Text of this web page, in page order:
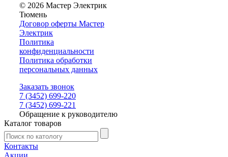
© 2026 Мастер Электрик
Тюмень
Договор оферты Мастер
Электрик
Политика
конфиденциальности
Политика обработки
персональных данных
Заказать звонок
7 (3452) 699-220
7 (3452) 699-221
Обращение к руководителю
Каталог товаров
Контакты
Акции